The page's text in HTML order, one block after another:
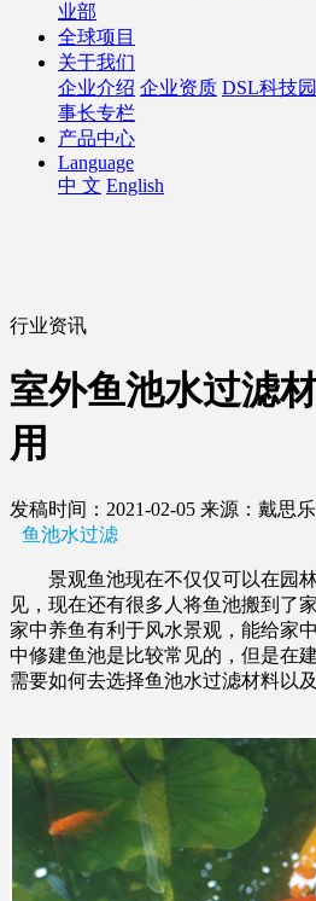
业部
全球项目
关于我们
企业介绍 企业资质 DSL科技园
事长专栏
产品中心
Language
中 文 English
行业资讯
室外鱼池水过滤
用
发稿时间：2021-02-05 来源：戴思
鱼池水过滤
景观鱼池现在不仅仅可以在园林
见，现在还有很多人将鱼池搬到了
家中养鱼有利于风水景观，能给家
中修建鱼池是比较常见的，但是在
需要如何去选择鱼池水过滤材料以及